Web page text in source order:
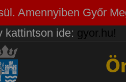
Amennyiben Győr
kattintson ide: gyor.hu!